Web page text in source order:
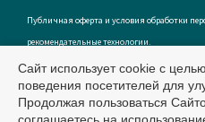
Публичная оферта и условия обработки
рекомендательные технологии.
Россия
Сайт использует cookie с
поведения посетителей для
Продолжая пользоваться